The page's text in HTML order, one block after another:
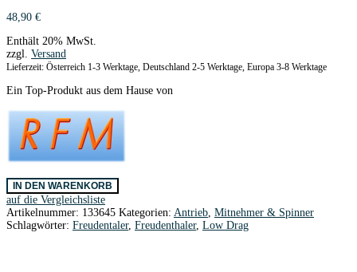
48,90 €
Enthält 20% MwSt.
zzgl. Versand
Lieferzeit: Österreich 1-3 Werktage, Deutschland 2-5 Werktage, Europa 3-8 Werktage
Ein Top-Produkt aus dem Hause von
Präz.Spinner
CFK
m.Versatz
30
IN DEN WARENKORB
auf die Vergleichsliste
Artikelnummer: 133645 Kategorien: Antrieb Mitnehmer & Spinner
Schlagwörter: Freudentaler, Freudenthaler, Low Drag